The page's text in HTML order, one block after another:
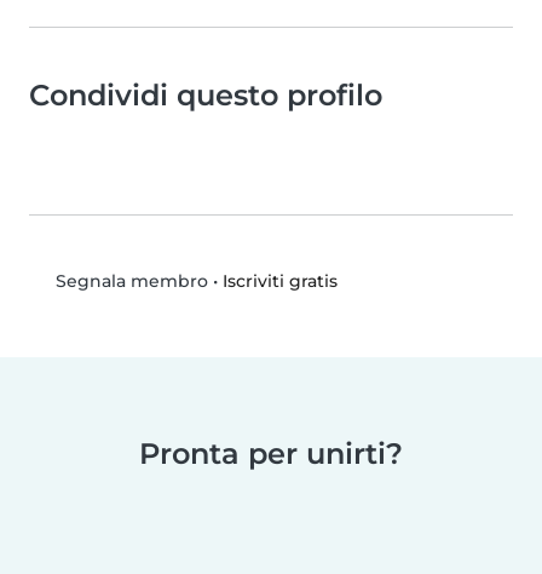
Condividi questo profilo
Segnala membro• Iscriviti gratis
Pronta per unirti?